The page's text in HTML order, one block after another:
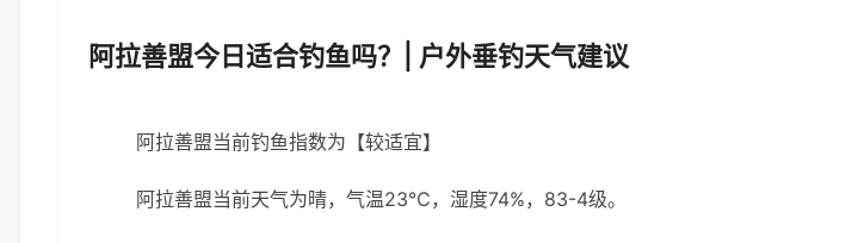
阿拉善盟今日适合钓鱼吗？| 户外垂钓天气建议
阿拉善盟当前钓鱼指数为【较适宜】
阿拉善盟当前天气为晴，气温23℃，湿度74%，83-4级。